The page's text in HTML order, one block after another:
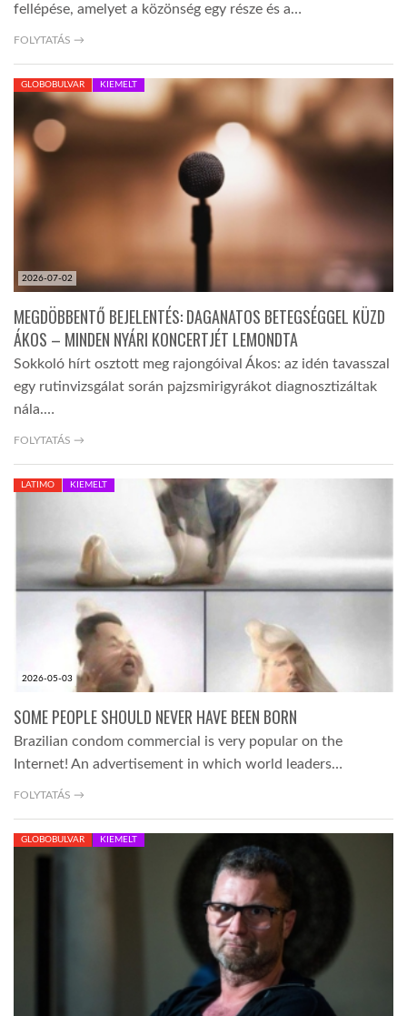
DOBRAVERO.HU
LATIMO.HU
GLOBOBOOK
fellépése, amelyet a közönség egy része és a…
FOLYTATÁS →
2026-07-02
GLOBOBULVAR KIEMELT
MEGDÖBBENTŐ BEJELENTÉS: DAGANATOS BETEGSÉGGEL KÜZD
ÁKOS – MINDEN NYÁRI KONCERTJÉT LEMONDTA
Sokkoló hírt osztott meg rajongóival Ákos: az idén tavasszal
egy rutinvizsgálat során pajzsmirigyrákot diagnosztizáltak
nála.…
FOLYTATÁS →
2026-05-03
LATIMO KIEMELT
SOME PEOPLE SHOULD NEVER HAVE BEEN BORN
Brazilian condom commercial is very popular on the
Internet! An advertisement in which world leaders…
FOLYTATÁS →
GLOBOBULVAR KIEMELT